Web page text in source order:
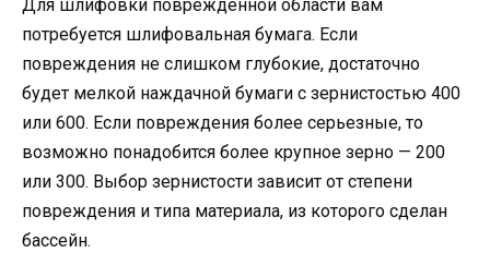
Для шлифовки поврежденной области вам
потребуется шлифовальная бумага. Если
повреждения не слишком глубокие, достаточно
будет мелкой наждачной бумаги с зернистостью 400
или 600. Если повреждения более серьезные, то
возможно понадобится более крупное зерно — 200
или 300. Выбор зернистости зависит от степени
повреждения и типа материала, из которого сделан
бассейн.